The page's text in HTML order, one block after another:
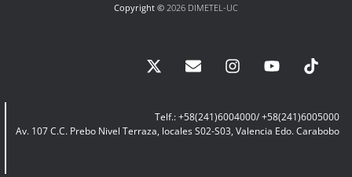
Copyright © 2026 DIMETEL-UC
Telf.: +58(241)6004000/ +58(241)6005000
Av. 107 C.C. Prebo Nivel Terraza, locales S02-S03, Valencia Edo. Carabobo